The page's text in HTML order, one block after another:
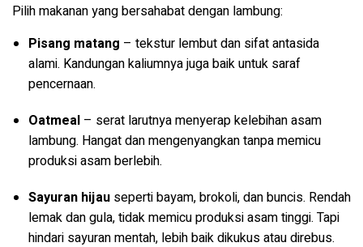
Pilih makanan yang bersahabat dengan lambung:
Pisang matang – tekstur lembut dan sifat antasida
alami. Kandungan kaliumnya juga baik untuk saraf
pencernaan.
Oatmeal – serat larutnya menyerap kelebihan asam
lambung. Hangat dan mengenyangkan tanpa memicu
produksi asam berlebih.
Sayuran hijau seperti bayam, brokoli, dan buncis. Rendah
lemak dan gula, tidak memicu produksi asam tinggi. Tapi
hindari sayuran mentah, lebih baik dikukus atau direbus.